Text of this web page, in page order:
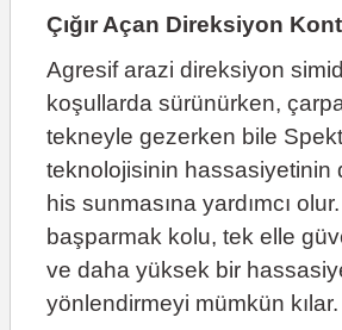
Çığır Açan Direksiyon
Agresif arazi direksiyon
koşullarda sürünürken,
tekneyle gezerken bile
teknolojisinin hassasiyetinin
his sunmasına yardımcı
başparmak kolu, tek elle
ve daha yüksek bir
yönlendirmeyi mümkün kılar.